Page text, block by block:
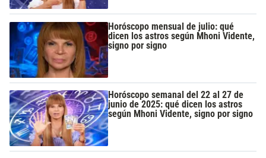
Horóscopo mensual de julio: qué
dicen los astros según Mhoni Vidente,
signo por signo
Horóscopo semanal del 22 al 27 de
junio de 2025: qué dicen los astros
según Mhoni Vidente, signo por signo